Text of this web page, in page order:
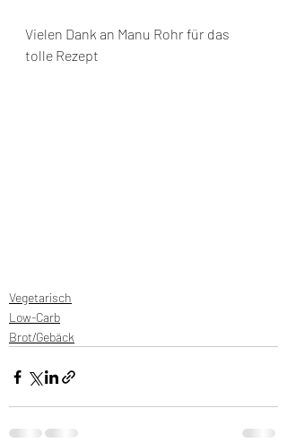
Vielen Dank an Manu Rohr für das
tolle Rezept
Vegetarisch
Low-Carb
Brot/Gebäck